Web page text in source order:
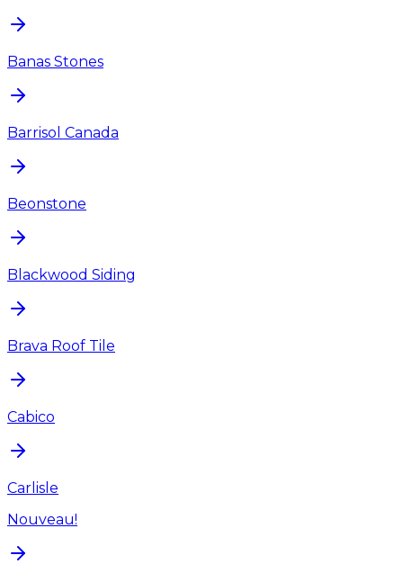
Banas Stones
Barrisol Canada
Beonstone
Blackwood Siding
Brava Roof Tile
Cabico
Carlisle
Nouveau!